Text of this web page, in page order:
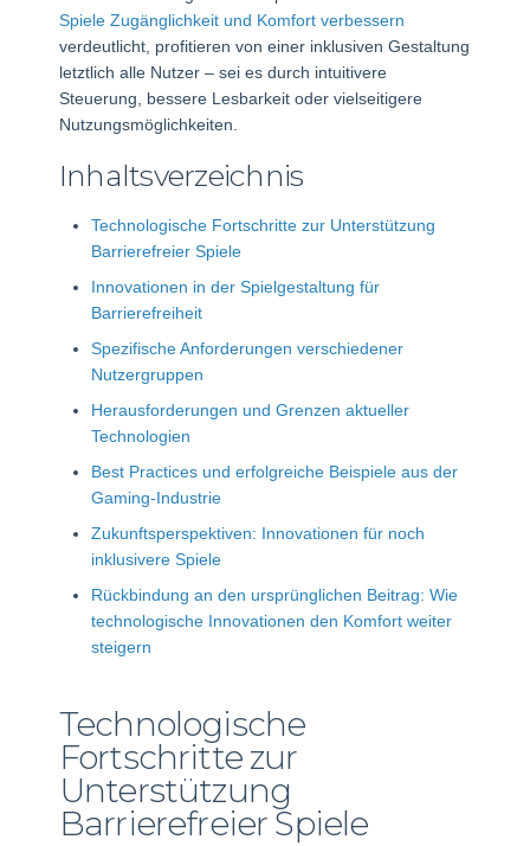
Spiele Zugänglichkeit und Komfort verbessern
verdeutlicht, profitieren von einer inklusiven Gestaltung
letztlich alle Nutzer – sei es durch intuitivere
Steuerung, bessere Lesbarkeit oder vielseitigere
Nutzungsmöglichkeiten.
Inhaltsverzeichnis
Technologische Fortschritte zur Unterstützung
Barrierefreier Spiele
Innovationen in der Spielgestaltung für
Barrierefreiheit
Spezifische Anforderungen verschiedener
Nutzergruppen
Herausforderungen und Grenzen aktueller
Technologien
Best Practices und erfolgreiche Beispiele aus der
Gaming-Industrie
Zukunftsperspektiven: Innovationen für noch
inklusivere Spiele
Rückbindung an den ursprünglichen Beitrag: Wie
technologische Innovationen den Komfort weiter
steigern
Technologische
Fortschritte zur
Unterstützung
Barrierefreier Spiele